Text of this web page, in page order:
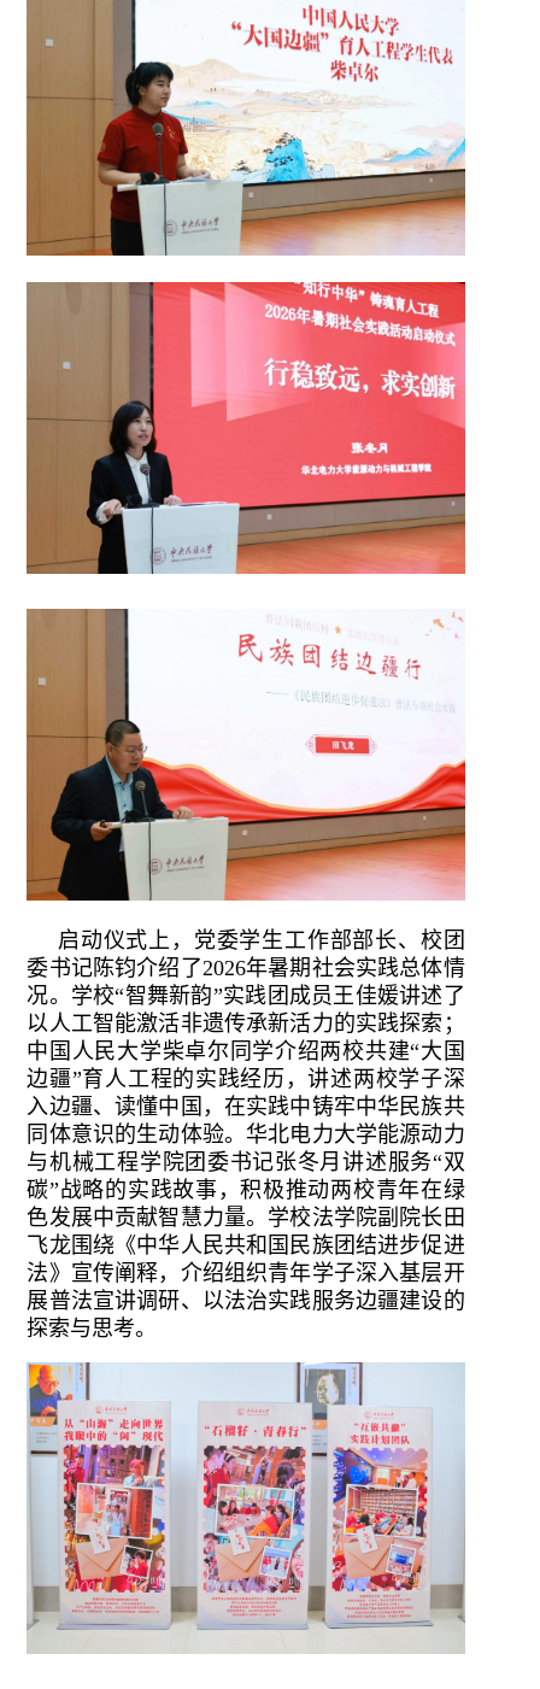
启动仪式上，党委学生工作部部长、校团
委书记陈钧介绍了2026年暑期社会实践总体情
况。 学校“智舞新韵”实践团成员王佳媛讲述了
以人工智能激活非遗传承新活力的实践探索；
中国人民大学柴卓尔同学介绍两校共建“大国
边疆”育人工程的实践经历，讲述两校学子深
入边疆、读懂中国，在实践中铸牢中华民族共
同体意识的生动体验。华北电力大学能源动力
与机械工程学院团委书记张冬月讲述服务“双
碳”战略的实践故事，积极推动两校青年在绿
色发展中贡献智慧力量。学校法学院副院长田
飞龙围绕《中华人民共和国民族团结进步促进
法》宣传阐释，介绍组织青年学子深入基层开
展普法宣讲调研、以法治实践服务边疆建设的
探索与思考。